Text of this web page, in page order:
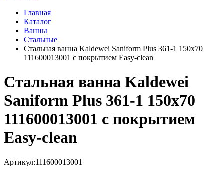
Главная
Каталог
Ванны
Стальные
Стальная ванна Kaldewei Saniform Plus 361-1 150x70
111600013001 с покрытием Easy-clean
Стальная ванна Kaldewei
Saniform Plus 361-1 150x70
111600013001 с покрытием
Easy-clean
Артикул:111600013001